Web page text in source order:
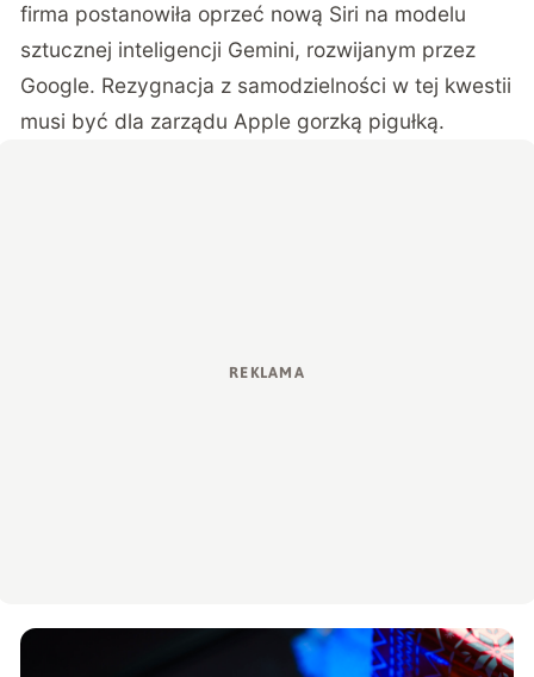
firma postanowiła oprzeć nową Siri na modelu
sztucznej inteligencji Gemini, rozwijanym przez
Google. Rezygnacja z samodzielności w tej kwestii
musi być dla zarządu Apple gorzką pigułką.